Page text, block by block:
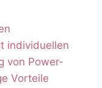
individuellen
von Power-
Vorteile